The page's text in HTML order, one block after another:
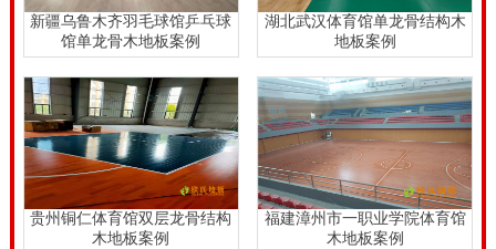
育运动提供减震吸能效果，尤其是保护运动人员脚踝、
半月板、骨盆、脊椎、大脑等身体组织，很大程度上保
护运动人员的安全。俄勒冈松木地板篮球馆一平米价
格。
俄勒冈松木地板篮球馆一平米价格，为了保障体育木地
板的运动和保护功能，体育木地板还要求有技术功能。
体育木地板的技术性能主要是对体育木地板质量的界
新疆乌鲁木齐羽毛球馆乒乓球
馆单龙骨木地板案例
湖北武汉体育馆单龙骨结构木
地板案例
贵州铜仁体育馆双层龙骨结构
木地板案例
福建漳州市一职业学院体育馆
木地板案例